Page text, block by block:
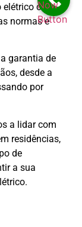
elétrico com
normas e
garantia de
desde a
por
a lidar com
residências,
de
a sua
Now
Button